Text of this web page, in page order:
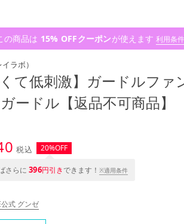
の商品は 15% OFFクーポンが使えます 利用条
イラボ）
くて低刺激】ガードルファ
ードル【返品不可商品】
税込 20%OFF
さらに 396円引きできます！ ※適用条件
式 グンゼ